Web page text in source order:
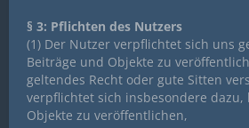
§ 3: Pflichten des Nutzers
(1) Der Nutzer verpflichtet sich uns
Beiträge und Objekte zu
geltendes Recht oder gute Sitten
verpflichtet sich insbesondere dazu,
Objekte zu veröffentlichen,